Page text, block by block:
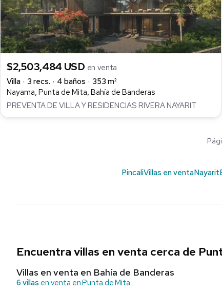
$2,503,484 USD en venta
Villa
3 recs. 4 baños
353 m²
Nayama, Punta de Mita, Bahía de Banderas
PREVENTA DE VILLA Y RESIDENCIAS RIVERA NAYARIT
PincaliVillas en ventaNayarit
Encuentra villas en venta cerca de
Villas en venta en Bahía de Banderas
6 villas en venta en Punta de Mita